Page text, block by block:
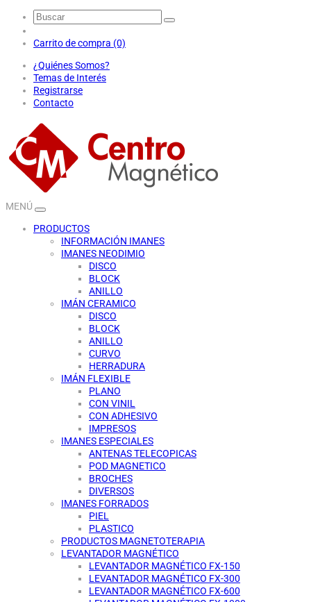
Carrito de compra (0)
¿Quiénes Somos?
Temas de Interés
Registrarse
Contacto
MENÚ
PRODUCTOS
INFORMACIÓN IMANES
IMANES NEODIMIO
DISCO
BLOCK
ANILLO
IMÁN CERAMICO
DISCO
BLOCK
ANILLO
CURVO
HERRADURA
IMÁN FLEXIBLE
PLANO
CON VINIL
CON ADHESIVO
IMPRESOS
IMANES ESPECIALES
ANTENAS TELECOPICAS
POD MAGNETICO
BROCHES
DIVERSOS
IMANES FORRADOS
PIEL
PLASTICO
PRODUCTOS MAGNETOTERAPIA
LEVANTADOR MAGNÉTICO
LEVANTADOR MAGNÉTICO FX-150
LEVANTADOR MAGNÉTICO FX-300
LEVANTADOR MAGNÉTICO FX-600